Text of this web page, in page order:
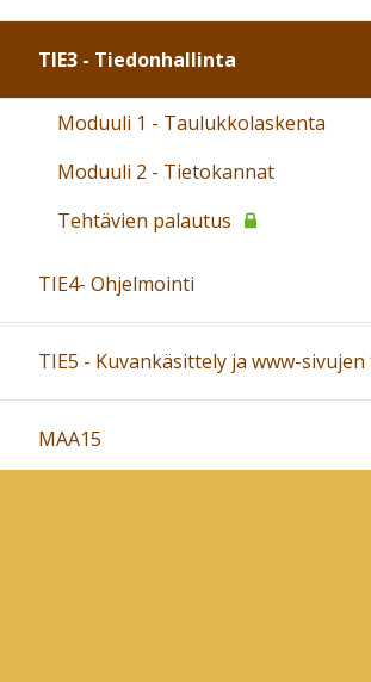
TIE3 - Tiedonhallinta
Moduuli 1 - Taulukkolaskenta
Moduuli 2 - Tietokannat
Tehtävien palautus
TIE4- Ohjelmointi
TIE5 - Kuvankäsittely ja www-
MAA15